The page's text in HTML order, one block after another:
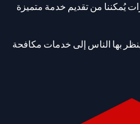
يُمكننا من تقديم خدمة متميزة
ينظر بها الناس إلى خدمات مكافحة